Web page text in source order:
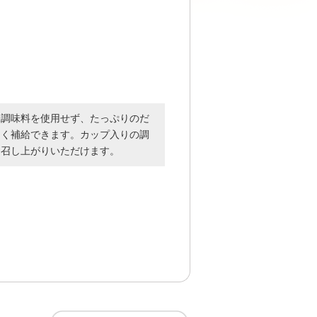
味料を使用せず、たっぷりのだ
補給できます。カップ入りの調
し上がりいただけます。